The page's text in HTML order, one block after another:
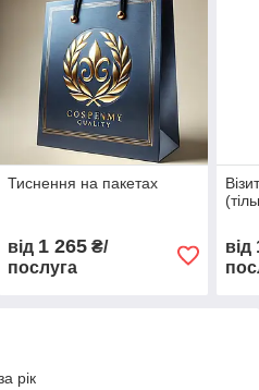
Тиснення на пакетах
від 1 265₴/
послуга
від
рік